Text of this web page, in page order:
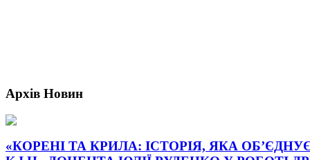
Архів Новин
«КОРЕНІ ТА КРИЛА: ІСТОРІЯ, ЯКА